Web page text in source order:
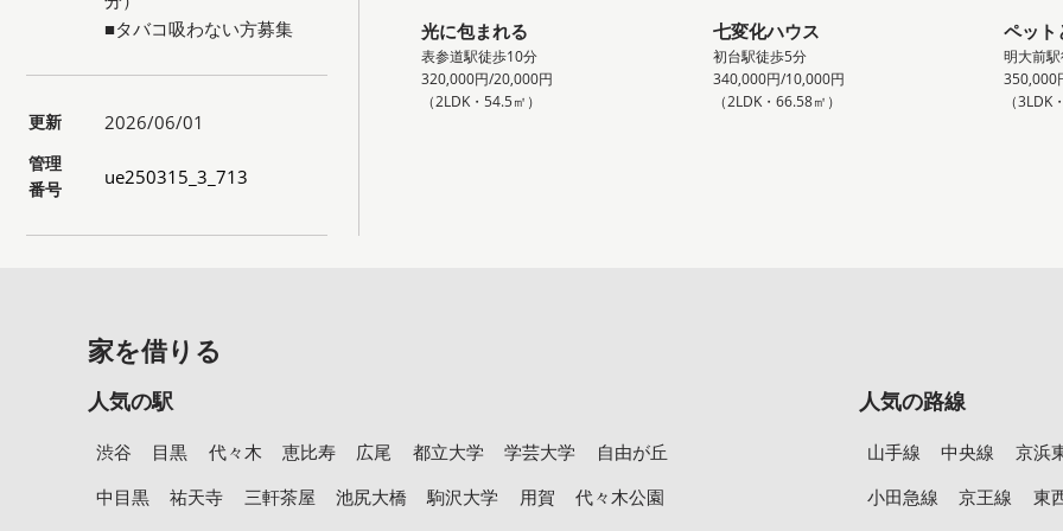
■タバコ吸わない方募集
更新 2026/06/01
管理
番号
ue250315_3_713
光に包まれる
表参道駅徒歩10分
320,000円/20,000円
（2LDK・54.5㎡）
七変化ハウス
初台駅徒歩5分
340,000円/10,000円
（2LDK・66.58㎡）
ペット
明大前
350,000
（
家を借りる
人気の駅
渋谷 目黒 代々木 恵比寿 広尾 都立大学 学芸大学
自由が丘
中目黒
祐天寺 三軒茶屋 池尻大橋 駒沢大学 用賀
代々木公園
人気の路線
山手線 中央線
京浜
小田急線
京王線 東